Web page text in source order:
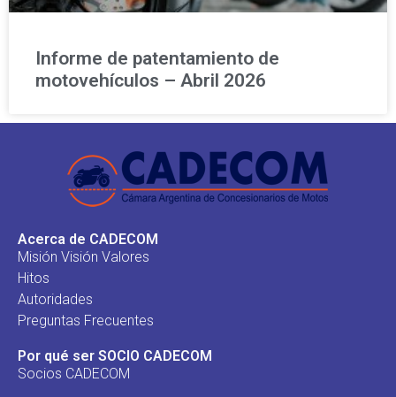
Informe de patentamiento de
motovehículos – Abril 2026
Acerca de CADECOM
Misión Visión Valores
Hitos
Autoridades
Preguntas Frecuentes
Por qué ser SOCIO CADECOM
Socios CADECOM